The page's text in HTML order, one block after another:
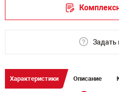
Задать
Характеристики Описание